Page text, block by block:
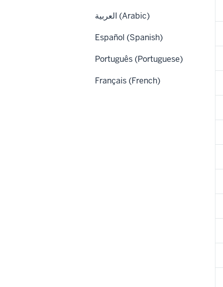
العربية (Arabic)
Español (Spanish)
Português (Portuguese)
Français (French)